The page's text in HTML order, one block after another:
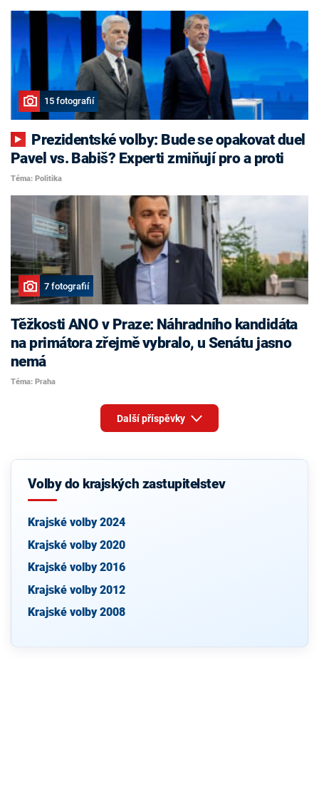
15 fotografií
Pavel vs. Babiš? Experti zmiňují pro a proti
Téma: Politika
7 fotografií
Těžkosti ANO v Praze: Náhradního kandidáta
na primátora zřejmě vybralo, u Senátu jasno
nemá
Téma: Praha
Další příspěvky
Volby do krajských zastupitelstev
Krajské volby 2024
Krajské volby 2020
Krajské volby 2016
Krajské volby 2012
Krajské volby 2008